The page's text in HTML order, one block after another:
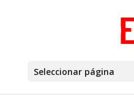
Seleccionar página